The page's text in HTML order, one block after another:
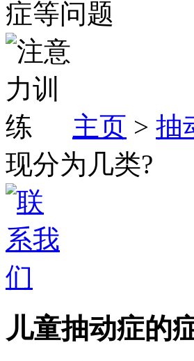
主页 > 抽
现分为几类?
儿童抽动症的